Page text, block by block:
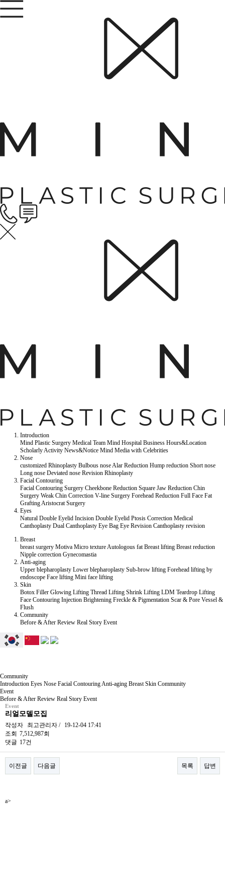
Introduction
Mind Plastic Surgery Medical Team Mind Hospital Business Hours&Location
Scholarly Activity News&Notice Mind Media with Celebrities
Nose
customized Rhinoplasty Bulbous noseAlar Reduction Hump reduction Short nose
Long nose Deviated nose Revision Rhinoplasty
Facial Contouring
Facial Contouring Surgery Cheekbone Reduction Square Jaw Reduction Chin
Surgery Weak Chin Correction V-line Surgery Forehead Reduction Full Face Fat
GraftingAristocrat Surgery
Eyes
Natural Double Eyelid Incision Double Eyelid Ptosis Correction Medical
Canthoplasty Dual Canthoplasty Eye Bag Eye Revision Canthoplasty revision
Breast
breast surgery Motiva Micro textureAutologous fat Breast lifting Breast reduction
Nipple correction Gynecomastia
Anti-aging
Upper blepharoplasty Lower blepharoplasty Sub-brow lifting Forehead lifting by
endoscope Face lifting Mini face lifting
Skin
Botox Filler Glowing Lifting Thread Lifting Shrink Lifting LDM Teardrop Lifting
Face Contouring Injection Brightening Freckle & Pigmentation Scar & Pore Vessel &
Flush
Community
Before & After Review Real Story Event
Community
Introduction Eyes Nose Facial ContouringAnti-aging Breast Skin Community
Event
Before & After Review Real Story Event
Event
리얼모델모집
작성자 최고관리자 / 19-12-04 17:41
조회 7,512,987회
댓글 17건
이전글 다음글 목록 답변
a>